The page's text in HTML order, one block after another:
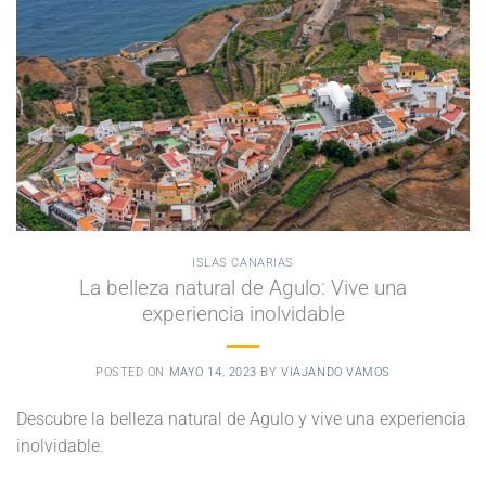
ISLAS CANARIAS
La belleza natural de Agulo: Vive una
experiencia inolvidable
POSTED ON MAYO 14, 2023 BYVIAJANDO VAMOS
Descubre la belleza natural de Agulo y vive una experiencia
inolvidable.